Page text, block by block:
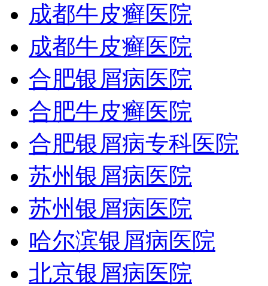
成都牛皮癣医院
成都牛皮癣医院
合肥银屑病医院
合肥牛皮癣医院
合肥银屑病专科医院
苏州银屑病医院
苏州银屑病医院
哈尔滨银屑病医院
北京银屑病医院